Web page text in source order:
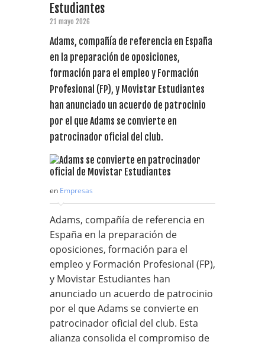
Estudiantes
21 mayo 2026
Adams, compañía de referencia en España
en la preparación de oposiciones,
formación para el empleo y Formación
Profesional (FP), y Movistar Estudiantes
han anunciado un acuerdo de patrocinio
por el que Adams se convierte en
patrocinador oficial del club.
en Empresas
Adams, compañía de referencia en
España en la preparación de
oposiciones, formación para el
empleo y Formación Profesional (FP),
y Movistar Estudiantes han
anunciado un acuerdo de patrocinio
por el que Adams se convierte en
patrocinador oficial del club. Esta
alianza consolida el compromiso de